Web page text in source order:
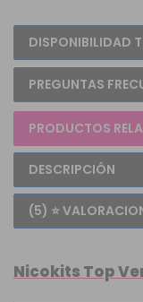
DISPONIBILIDAD
PREGUNTAS
PRODUCTOS
DESCRIPCIÓN
(5) ⭐
Nicokits Top